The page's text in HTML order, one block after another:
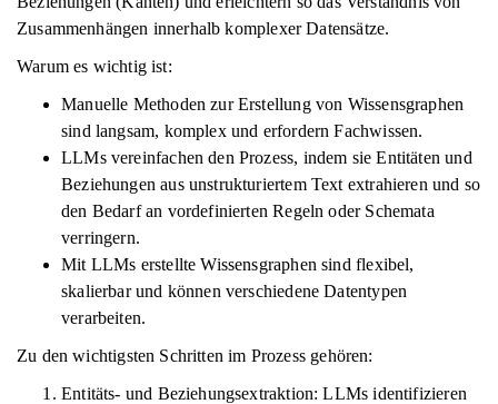
Zusammenhängen innerhalb komplexer Datensätze.
Warum es wichtig ist:
Manuelle Methoden zur Erstellung von Wissensgraphen
sind langsam, komplex und erfordern Fachwissen.
LLMs vereinfachen den Prozess, indem sie Entitäten und
Beziehungen aus unstrukturiertem Text extrahieren und so
den Bedarf an vordefinierten Regeln oder Schemata
verringern.
Mit LLMs erstellte Wissensgraphen sind flexibel,
skalierbar und können verschiedene Datentypen
verarbeiten.
Zu den wichtigsten Schritten im Prozess gehören:
Entitäts- und Beziehungsextraktion: LLMs identifizieren